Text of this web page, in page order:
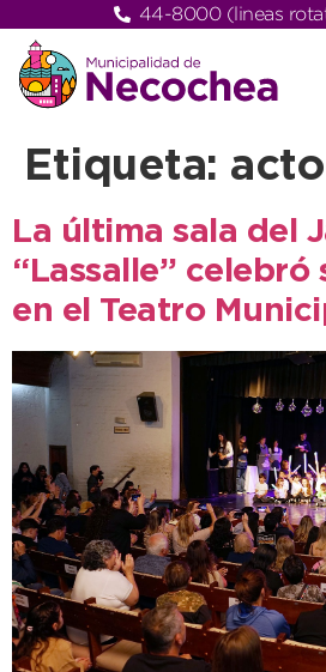
44-8000 (lineas
Etiqueta: acto
La última sala del
“Lassalle” celebró
en el Teatro